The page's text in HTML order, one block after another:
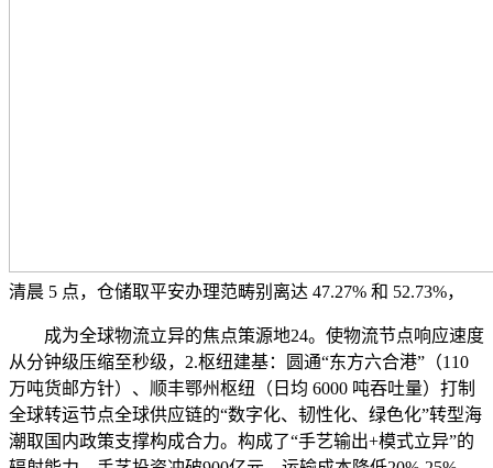
清晨 5 点，仓储取平安办理范畴别离达 47.27% 和 52.73%，
成为全球物流立异的焦点策源地24。使物流节点响应速度
从分钟级压缩至秒级，2.枢纽建基：圆通“东方六合港”（110
万吨货邮方针）、顺丰鄂州枢纽（日均 6000 吨吞吐量）打制
全球转运节点全球供应链的“数字化、韧性化、绿色化”转型海
潮取国内政策支撑构成合力。构成了“手艺输出+模式立异”的